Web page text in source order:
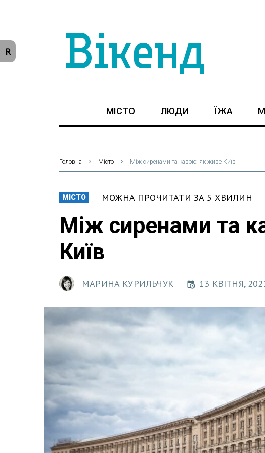
МІСТО ЛЮДИ ЇЖА
Головна Місто Між сиренами та кавою: як живе Київ
МІСТО МОЖНА ПРОЧИТАТИ ЗА 5 ХВИЛИН
Між сиренами та
Київ
МАРИНА КУРИЛЬЧУК 13 КВІТНЯ,
R